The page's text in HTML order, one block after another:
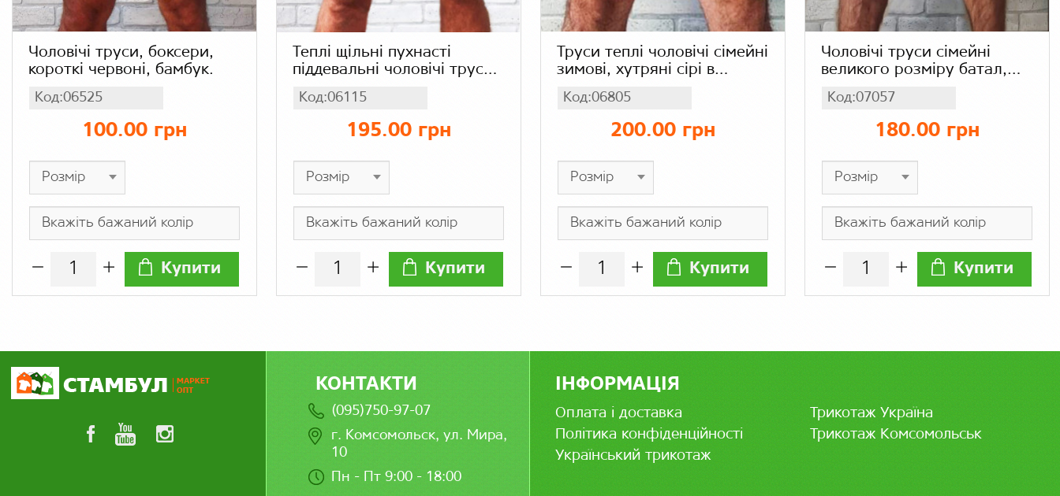
Чоловічі труси, боксери,
короткі червоні, бамбук.
Код:06525
100.00 грн
Купити
Теплі щільні пухнасті
піддевальні чоловічі труси
начес хутро
Код:06115
195.00 грн
Купити
Труси теплі чоловічі сімейні
зимові, хутряні сірі в
Код:06805
200.00 грн
Купити
Чоловічі труси сімейні
великого розміру батал,
кишенями, сірі бенгалін
Код:07057
180.00 грн
Купити
КОНТАКТИ
(095)750-97-07
г. Комсомольск, ул. Мира,
10
Пн - Пт 9:00 - 18:00
ІНФОРМАЦІЯ
Оплата і доставка
Політика конфіденційності
Український трикотаж
Трикотаж Україна
Трикотаж Комсомольськ